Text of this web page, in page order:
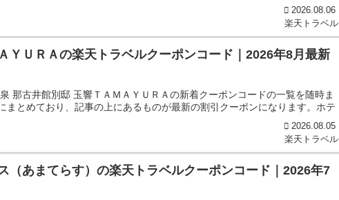
2026.08.06
楽天トラベル
ＹＵＲＡの楽天トラベルクーポンコード｜2026年8月最新
那古井館別邸 玉響ＴＡＭＡＹＵＲＡの新着クーポンコードの一覧を随時ま
まとめており、記事の上にあるものが最新の割引クーポンになります。ホテ
2026.08.05
楽天トラベル
（あまてらす）の楽天トラベルクーポンコード｜2026年7